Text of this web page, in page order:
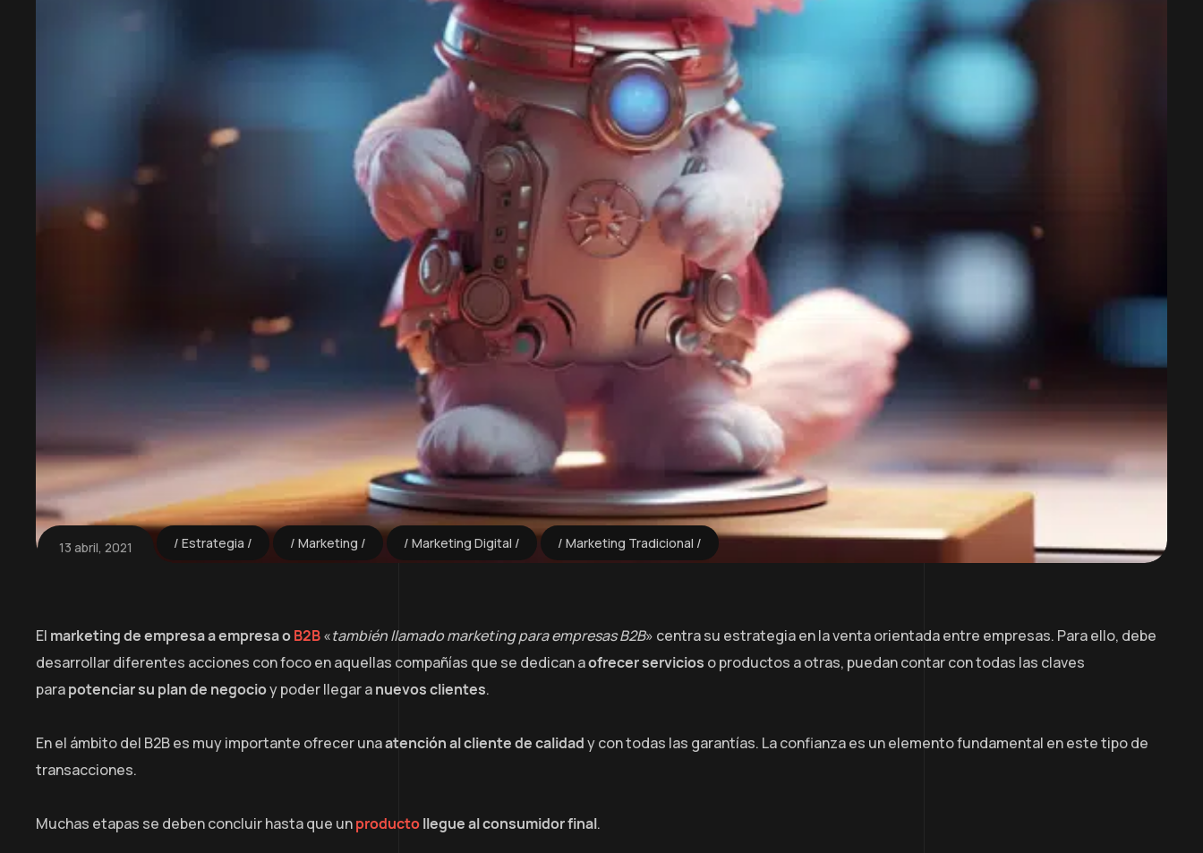
13 abril, 2021 Estrategia Marketing Marketing Digital Marketing Tradicional
El marketing de empresa a empresa oB2B«también llamado marketing para empresas B2B» centra su estrategia en la venta orientada entre empresas. Para ello, debe
desarrollar diferentes acciones con foco en aquellas compañías que se dedican aofrecer servicios o productos a otras, puedan contar con todas las claves
parapotenciar su plan de negocioy poder llegar anuevos clientes.
En el ámbito del B2B es muy importante ofrecer unaatención al cliente de calidady con todas las garantías. La confianza es un elemento fundamental en este tipo de
transacciones.
Muchas etapas se deben concluir hasta que unproductollegue al consumidor final.